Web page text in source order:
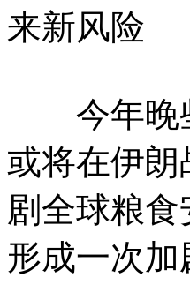
来新风险
今年晚些
或将在伊
剧全球粮
形成一次